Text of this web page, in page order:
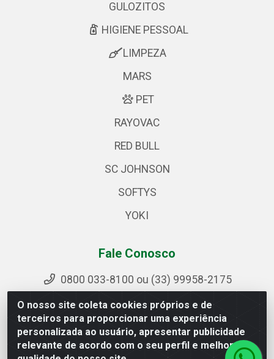
O nosso site coleta cookies próprios e de
terceiros para proporcionar uma experiência
personalizada ao usuário, apresentar publicidade
relevante de acordo com o seu perfil e melhorar a
GULOZITOS
HIGIENE PESSOAL
LIMPEZA
MARS
PET
RAYOVAC
RED BULL
SC JOHNSON
SOFTYS
YOKI
Fale Conosco
0800 033-8100 ou (33) 99958-2175
sac@ipirangamg.com.br
Acompanhe nossas publicações